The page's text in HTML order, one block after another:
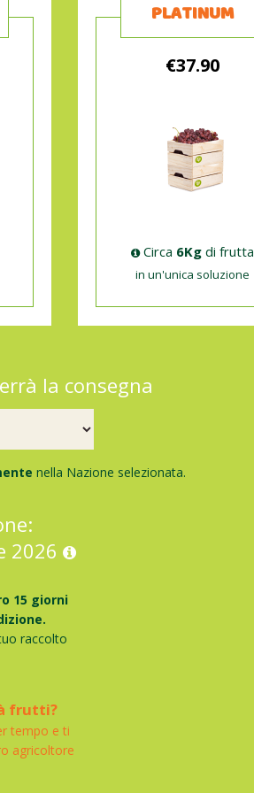
PLATINUM
€37.90
Circa 6Kg di frutta
in un'unica soluzione
la consegna
nella Nazione selezionata.
2026
15 giorni
raccolto
frutti?
tempo e ti
agricoltore